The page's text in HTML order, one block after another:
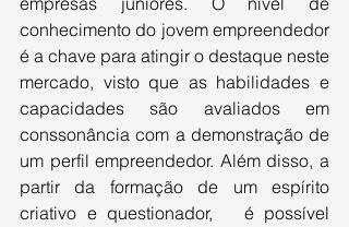
conhecimento do jovem empreendedor
é a chave para atingir o destaque neste
mercado, visto que as habilidades e
capacidades são avaliados em
conssonância com a demonstração de
um perfil empreendedor. Além disso, a
partir da formação de um espírito
criativo e questionador,   é possível